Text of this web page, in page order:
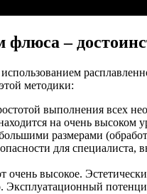
флюса –
методики:
выполнения всех
на очень
размерами
для
очень высокое.